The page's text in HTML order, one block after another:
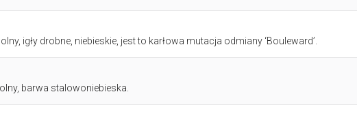
igły drobne, niebieskie, jest to karłowa mutacja odmiany ‘Bouleward’.
barwa stalowoniebieska.